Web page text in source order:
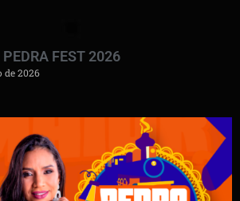
FEST 2026
de 2026